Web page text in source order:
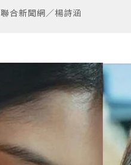
聯合新聞網／楊詩涵